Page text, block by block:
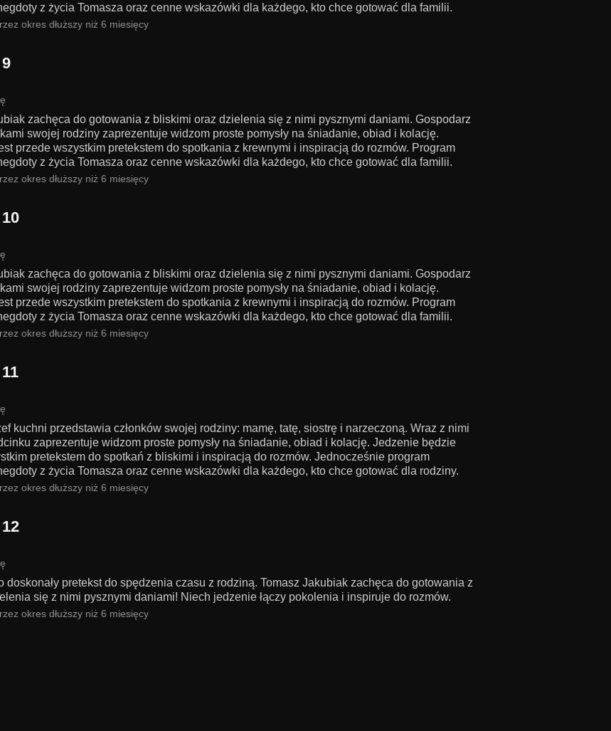
z życia Tomasza oraz cenne wskazówki dla każdego, kto chce gotować dla familii.
okres dłuższy niż 6 miesięcy
zachęca do gotowania z bliskimi oraz dzielenia się z nimi pysznymi daniami. Gospodarz
swojej rodziny zaprezentuje widzom proste pomysły na śniadanie, obiad i kolację.
przede wszystkim pretekstem do spotkania z krewnymi i inspiracją do rozmów. Program
z życia Tomasza oraz cenne wskazówki dla każdego, kto chce gotować dla familii.
okres dłuższy niż 6 miesięcy
zachęca do gotowania z bliskimi oraz dzielenia się z nimi pysznymi daniami. Gospodarz
swojej rodziny zaprezentuje widzom proste pomysły na śniadanie, obiad i kolację.
przede wszystkim pretekstem do spotkania z krewnymi i inspiracją do rozmów. Program
z życia Tomasza oraz cenne wskazówki dla każdego, kto chce gotować dla familii.
okres dłuższy niż 6 miesięcy
kuchni przedstawia członków swojej rodziny: mamę, tatę, siostrę i narzeczoną. Wraz z nimi
zaprezentuje widzom proste pomysły na śniadanie, obiad i kolację. Jedzenie będzie
pretekstem do spotkań z bliskimi i inspiracją do rozmów. Jednocześnie program
z życia Tomasza oraz cenne wskazówki dla każdego, kto chce gotować dla rodziny.
okres dłuższy niż 6 miesięcy
doskonały pretekst do spędzenia czasu z rodziną. Tomasz Jakubiak zachęca do gotowania z
się z nimi pysznymi daniami! Niech jedzenie łączy pokolenia i inspiruje do rozmów.
okres dłuższy niż 6 miesięcy